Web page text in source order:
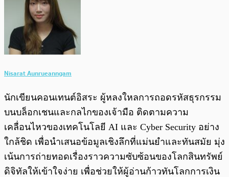
Nisarat Aunrueanngam
นักเขียนคอนเทนต์อิสระ ผู้หลงใหลการถอดรหัสธุรกรรม
บนบล็อกเชนและกลไกของเจ้ามือ ติดตามความ
เคลื่อนไหวของเทคโนโลยี AI และ Cyber Security อย่าง
ใกล้ชิด เพื่อนำเสนอข้อมูลเชิงลึกที่แม่นยำและทันสมัย มุ่ง
เน้นการถ่ายทอดเรื่องราวความซับซ้อนของโลกสินทรัพย์
ดิจิทัลให้เข้าใจง่าย เพื่อช่วยให้ผู้อ่านก้าวทันโลกการเงิน